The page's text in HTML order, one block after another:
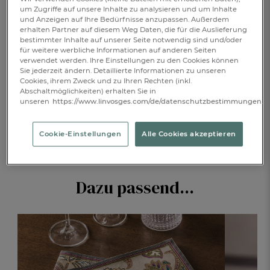
1 IN DEN WARENKORB
BESCHREIBUNG
PRODUKTDETAILS
Dazu passend...
um Zugriffe auf unsere Inhalte zu analysieren und um Inhalte
und Anzeigen auf Ihre Bedürfnisse anzupassen. Außerdem
erhalten Partner auf diesem Weg Daten, die für die Auslieferung
bestimmter Inhalte auf unserer Seite notwendig sind und/oder
für weitere werbliche Informationen auf anderen Seiten
verwendet werden. Ihre Einstellungen zu den Cookies können
Sie jederzeit ändern. Detaillierte Informationen zu unseren
Cookies, ihrem Zweck und zu Ihren Rechten (inkl.
Abschaltmöglichkeiten) erhalten Sie in
unseren https://www.linvosges.com/de/
Cookie-Einstellungen Alle Cookies akzeptieren